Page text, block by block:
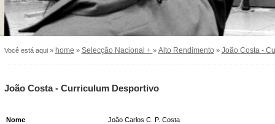
Você está aqui » home » Selecção Nacional + » Alto Rendimento » João Costa -
João Costa - Curriculum Desportivo
Nome
João Carlos C. P. Costa